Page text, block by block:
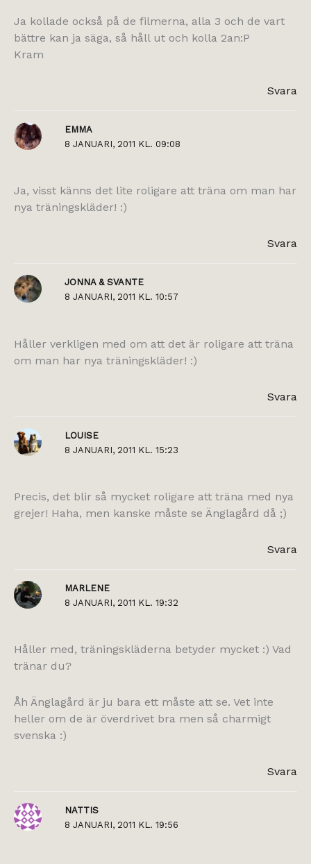
Ja kollade också på de filmerna, alla 3 och de vart
bättre kan ja säga, så håll ut och kolla 2an:P
Kram
Svara
EMMA
8 JANUARI, 2011 KL. 09:08
Ja, visst känns det lite roligare att träna om man har
nya träningskläder! :)
Svara
JONNA & SVANTE
8 JANUARI, 2011 KL. 10:57
Håller verkligen med om att det är roligare att träna
om man har nya träningskläder! :)
Svara
LOUISE
8 JANUARI, 2011 KL. 15:23
Precis, det blir så mycket roligare att träna med nya
grejer! Haha, men kanske måste se Änglagård då ;)
Svara
MARLENE
8 JANUARI, 2011 KL. 19:32
Håller med, träningskläderna betyder mycket :) Vad
tränar du?
Åh Änglagård är ju bara ett måste att se. Vet inte
heller om de är överdrivet bra men så charmigt
svenska :)
Svara
NATTIS
8 JANUARI, 2011 KL. 19:56